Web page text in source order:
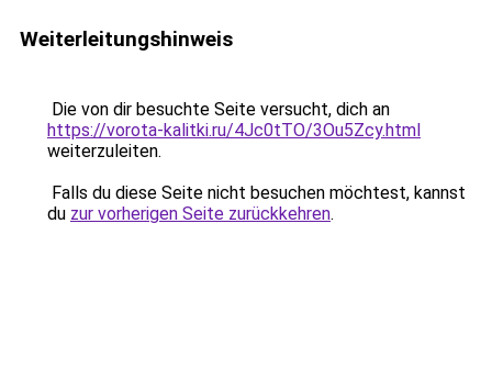
Weiterleitungshinweis
Die von dir besuchte Seite versucht, dich an
https://vorota-kalitki.ru/4Jc0tTO/3Ou5Zcy.html
weiterzuleiten.
Falls du diese Seite nicht besuchen möchtest, kannst
du zur vorherigen Seite zurückkehren.